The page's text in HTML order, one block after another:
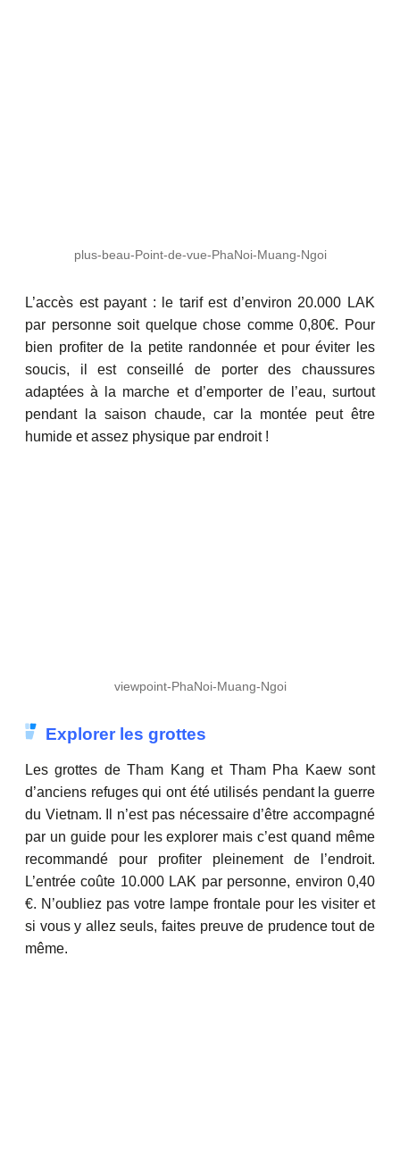
plus-beau-Point-de-vue-PhaNoi-Muang-Ngoi
L’accès est payant : le tarif est d’environ 20.000 LAK
par personne soit quelque chose comme 0,80€. Pour
bien profiter de la petite randonnée et pour éviter les
soucis, il est conseillé de porter des chaussures
adaptées à la marche et d’emporter de l’eau, surtout
pendant la saison chaude, car la montée peut être
humide et assez physique par endroit !
viewpoint-PhaNoi-Muang-Ngoi
Explorer les grottes
Les grottes de Tham Kang et Tham Pha Kaew sont
d’anciens refuges qui ont été utilisés pendant la guerre
du Vietnam. Il n’est pas nécessaire d’être accompagné
par un guide pour les explorer mais c’est quand même
recommandé pour profiter pleinement de l’endroit.
L’entrée coûte 10.000 LAK par personne, environ 0,40
€. N’oubliez pas votre lampe frontale pour les visiter et
si vous y allez seuls, faites preuve de prudence tout de
même.